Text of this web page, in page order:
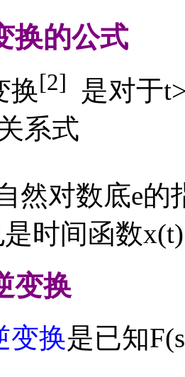
换的公式
换[2]
是对于
系式
然对数底e
时间函数
变换
变换是已知